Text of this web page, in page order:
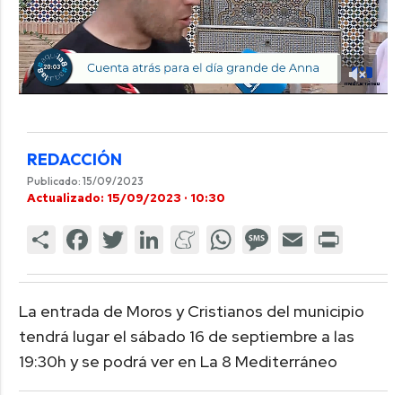
REDACCIÓN
Publicado: 15/09/2023
Actualizado: 15/09/2023 · 10:30
La entrada de Moros y Cristianos del municipio
tendrá lugar el sábado 16 de septiembre a las
19:30h y se podrá ver en La 8 Mediterráneo